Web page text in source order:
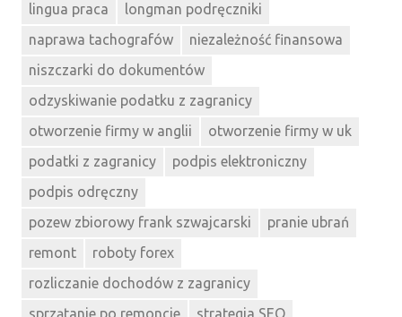
lingua praca
longman podręczniki
naprawa tachografów
niezależność finansowa
niszczarki do dokumentów
odzyskiwanie podatku z zagranicy
otworzenie firmy w anglii
otworzenie firmy w uk
podatki z zagranicy
podpis elektroniczny
podpis odręczny
pozew zbiorowy frank szwajcarski
pranie ubrań
remont
roboty forex
rozliczanie dochodów z zagranicy
sprzątanie po remoncie
strategia SEO